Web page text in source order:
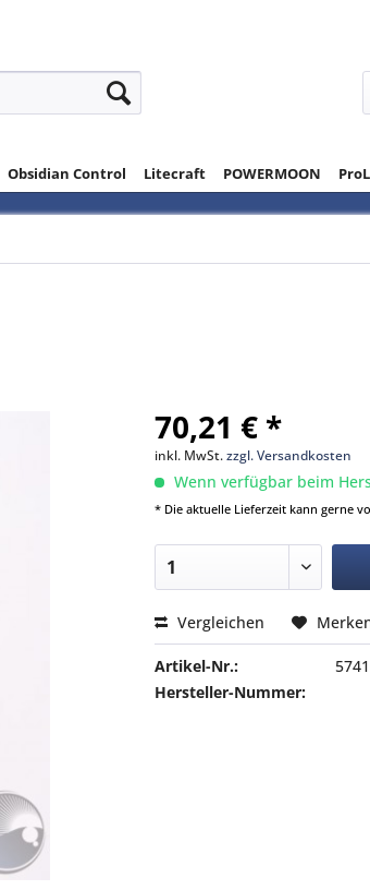
Obsidian Control Litecraft POWERMOON
70,21 € *
inkl. MwSt.zzgl. Versandkosten
Wenn verfügbar beim
* Die aktuelle Lieferzeit kann gerne
Vergleichen
Artikel-Nr.:
Hersteller-Nummer: